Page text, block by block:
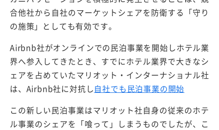
合他社から自社のマーケットシェアを防衛する「守り
の施策」としても有効です。
Airbnb社がオンラインでの民泊事業を開始しホテル業
界へ参入してきたとき、すでにホテル業界で大きなシ
ェアを占めていたマリオット・インターナショナル社
は、Airbnb社に対抗し自社でも民泊事業の開始
この新しい民泊事業はマリオット社自身の従来のホテ
ル事業のシェアを「喰って」しまうものでしたが、こ